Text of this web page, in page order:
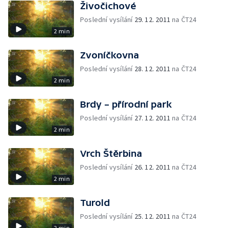
2 min
Živočichové
Poslední vysílání 29. 12. 2011 na ČT24
2 min
Zvoníčkovna
Poslední vysílání 28. 12. 2011 na ČT24
2 min
Brdy – přírodní park
Poslední vysílání 27. 12. 2011 na ČT24
2 min
Vrch Štěrbina
Poslední vysílání 26. 12. 2011 na ČT24
Turold
Poslední vysílání 25. 12. 2011 na ČT24